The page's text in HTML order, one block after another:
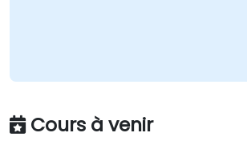
Cours à venir